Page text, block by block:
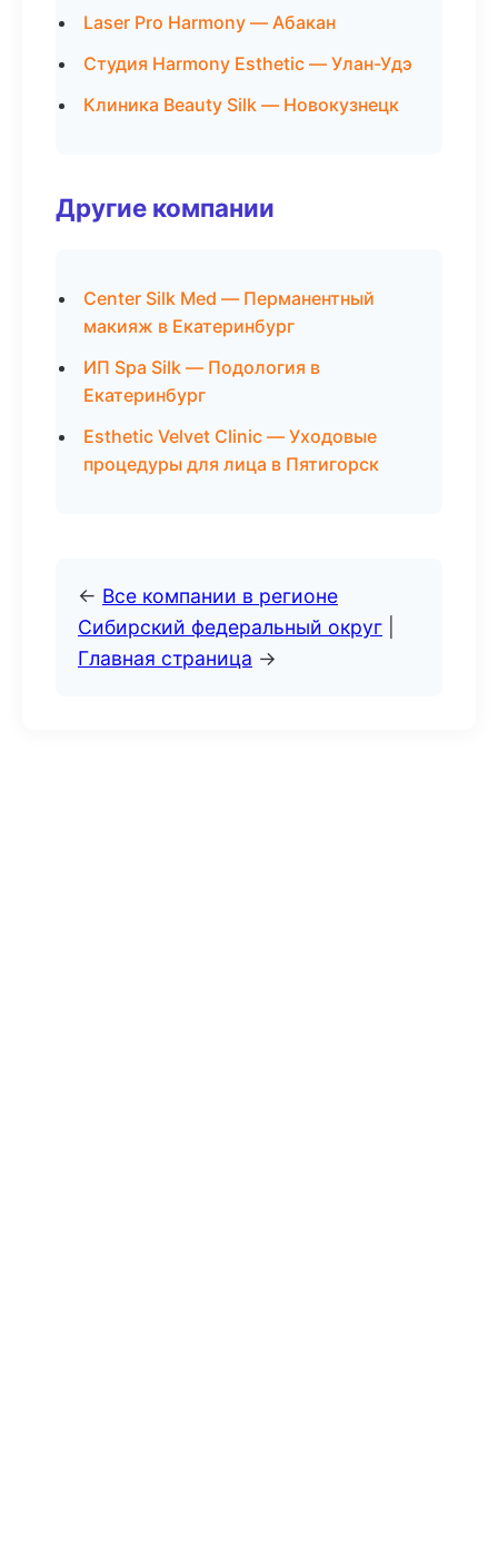
Laser Pro Harmony — Абакан
Студия Harmony Esthetic — Улан-Удэ
Клиника Beauty Silk — Новокузнецк
Другие компании
Center Silk Med — Перманентный
макияж в Екатеринбург
ИП Spa Silk — Подология в
Екатеринбург
Esthetic Velvet Clinic — Уходовые
процедуры для лица в Пятигорск
← Все компании в регионе
Сибирский федеральный округ
Главная страница →